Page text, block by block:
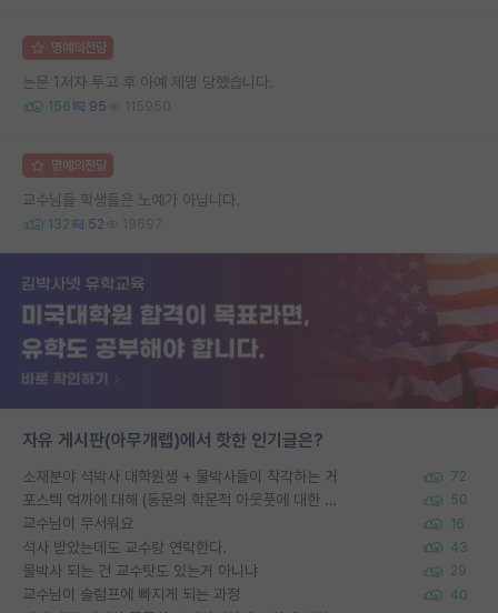
명예의전당
논문 1저자 투고 후 아예 제명 당했습니다.
156 95 115950
명예의전당
교수님들 학생들은 노예가 아닙니다.
132 52 19697
자유 게시판(아무개랩)에서 핫한 인기글은?
소재분야 석박사 대학원생 + 물박사들이 착각하는 거 72
포스텍 억까에 대해 (동문의 학문적 아웃풋에 대한 반박) 50
교수님이 무서워요 16
석사 받았는데도 교수랑 연락한다. 43
물박사 되는 건 교수탓도 있는거 아니냐 29
교수님이 슬럼프에 빠지게 되는 과정 40